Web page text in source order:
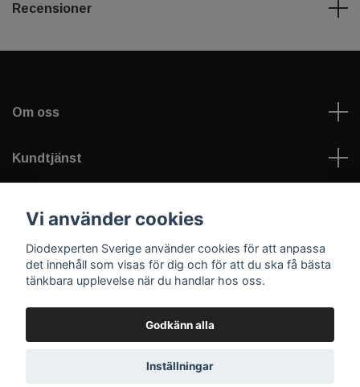
Recensioner
Om oss
Kundtjänst
Sociala medier
© 2026 Diodexperten Sverige
Vi använder cookies
Diodexperten Sverige använder cookies för att anpassa
det innehåll som visas för dig och för att du ska få bästa
tänkbara upplevelse när du handlar hos oss.
Godkänn alla
Inställningar